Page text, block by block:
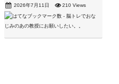
2026年7月11日 210 Views